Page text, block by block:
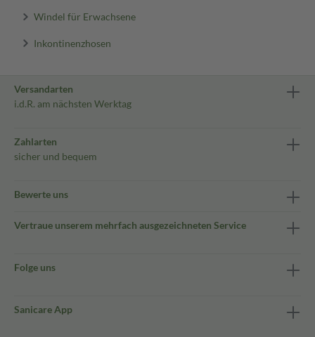
Windel für Erwachsene
Inkontinenzhosen
Versandarten
i.d.R. am nächsten Werktag
Zahlarten
sicher und bequem
Bewerte uns
Vertraue unserem mehrfach ausgezeichneten Service
Folge uns
Sanicare App